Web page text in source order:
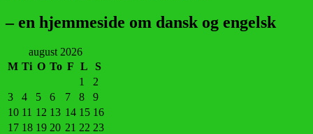
– en hjemmeside om dansk og engelsk
august 2026
M Ti O To F L
S
1
2
3
4 5 6 7 8
9
10 11 12 13 14 15 16
17 18 19 20 21 22 23